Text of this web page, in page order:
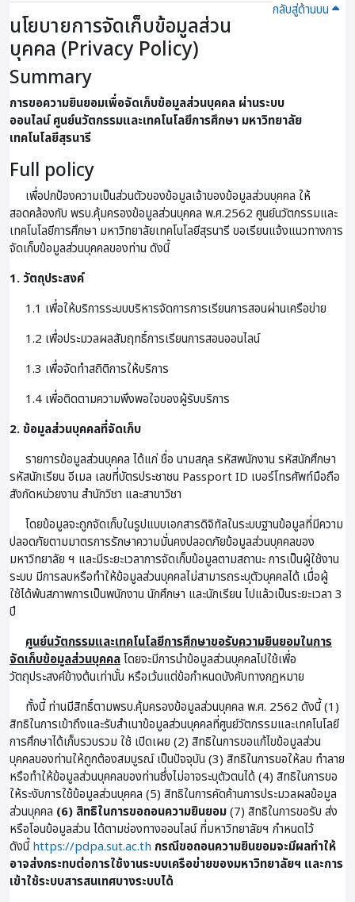
กลับสู่ด้านบน
นโยบายการจัดเก็บข้อมูลส่วน
บุคคล (Privacy Policy)
Summary
การขอความยินยอมเพื่อจัดเก็บข้อมูลส่วนบุคคล ผ่านระบบ
ออนไลน์ศูนย์นวัตกรรมและเทคโนโลยีการศึกษา มหาวิทยาลัย
เทคโนโลยีสุรนารี
Full policy
เพื่อปกป้องความเป็นส่วนตัวของข้อมูลเจ้าของข้อมูลส่วนบุคคล ให้
สอดคล้องกับ พรบ.คุ้มครองข้อมูลส่วนบุคคล พ.ศ.2562 ศูนย์นวัตกรรมและ
เทคโนโลยีการศึกษา มหาวิทยาลัยเทคโนโลยีสุรนารี ขอเรียนแจ้งแนวทางการ
จัดเก็บข้อมูลส่วนบุคคลของท่าน ดังนี้
1. วัตถุประสงค์
1.1 เพื่อให้บริการระบบบริหารจัดการการเรียนการสอนผ่านเครือข่าย
1.2 เพื่อประมวลผลสัมฤทธิ์การเรียนการสอนออนไลน์
1.3 เพื่อจัดทำสถิติการให้บริการ
1.4 เพื่อติดตามความพึงพอใจของผู้รับบริการ
2. ข้อมูลส่วนบุคคลที่จัดเก็บ
รายการข้อมูลส่วนบุคคล ได้แก่ ชื่อ นามสกุล รหัสพนักงาน รหัสนักศึกษา
รหัสนักเรียน อีเมล เลขที่บัตรประชาชน Passport ID เบอร์โทรศัพท์มือถือ
สังกัดหน่วยงาน สำนักวิชา และสาขาวิชา
โดยข้อมูลจะถูกจัดเก็บในรูปแบบเอกสารดิจิทัลในระบบฐานข้อมูลที่มีความ
ปลอดภัยตามมาตรการรักษาความมั่นคงปลอดภัยข้อมูลส่วนบุคคลของ
มหาวิทยาลัย ฯ และมีระยะเวลาการจัดเก็บข้อมูลตามสถานะ การเป็นผู้ใช้งาน
ระบบ มีการลบหรือทำให้ข้อมูลส่วนบุคคลไม่สามารถระบุตัวบุคคลได้ เมื่อผู้
ใช้ได้พ้นสภาพการเป็นพนักงาน นักศึกษา และนักเรียน ไปแล้วเป็นระยะเวลา 3
ปี
ศูนย์นวัตกรรมและเทคโนโลยีการศึกษาขอรับความยินยอมในการ
จัดเก็บข้อมูลส่วนบุคคลโดยจะมีการนำข้อมูลส่วนบุคคลไปใช้เพื่อ
วัตถุประสงค์ข้างต้นเท่านั้น หรือเว้นแต่ข้อกำหนดบังคับทางกฎหมาย
ทั้งนี้ ท่านมีสิทธิ์ตามพรบ.คุ้มครองข้อมูลส่วนบุคคล พ.ศ. 2562 ดังนี้ (1)
สิทธิในการเข้าถึงและรับสำเนาข้อมูลส่วนบุคคลที่ศูนย์วัตกรรมและเทคโนโลยี
การศึกษาได้เก็บรวบรวม ใช้ เปิดเผย (2) สิทธิในการขอแก้ไขข้อมูลส่วน
บุคคลของท่านให้ถูกต้องสมบูรณ์ เป็นปัจจุบัน (3) สิทธิในการขอให้ลบ ทำลาย
หรือทำให้ข้อมูลส่วนบุคคลของท่านซึ่งไม่อาจระบุตัวตนได้ (4) สิทธิในการขอ
ให้ระงับการใช้ข้อมูลส่วนบุคคล (5) สิทธิในการคัดค้านการประมวลผลข้อมูล
ส่วนบุคคล (6) สิทธิในการขอถอนความยินยอม(7) สิทธิในการขอรับ ส่ง
หรือโอนข้อมูลส่วน ได้ตามช่องทางออนไลน์ ที่มหาวิทยาลัยฯ กำหนดไว้
ดังนี้ https://pdpa.sut.ac.th กรณีขอถอนความยินยอมจะมีผลทำให้
อาจส่งกระทบต่อการใช้งานระบบเครือข่ายของมหาวิทยาลัยฯ และการ
เข้าใช้ระบบสารสนเทศบางระบบได้